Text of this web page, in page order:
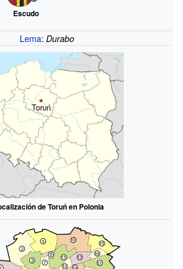
Escudo
Lema:Durabo
Toruń
de Toruń en Polonia